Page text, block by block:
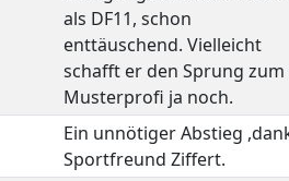
als DF11, schon
enttäuschend. Vielleicht
schafft er den Sprung zum
Musterprofi ja noch.
Ein unnötiger Abstieg
Sportfreund Ziffert.